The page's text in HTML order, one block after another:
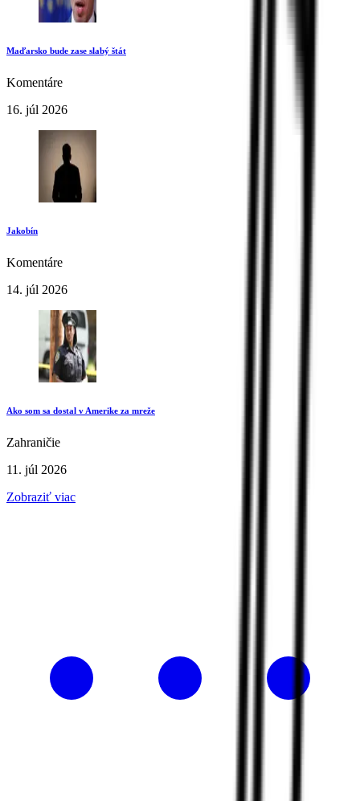
Maďarsko bude zase slabý štát
Komentáre
16. júl 2026
Jakobín
Komentáre
14. júl 2026
Ako som sa dostal v Amerike za mreže
Zahraničie
11. júl 2026
Zobraziť viac